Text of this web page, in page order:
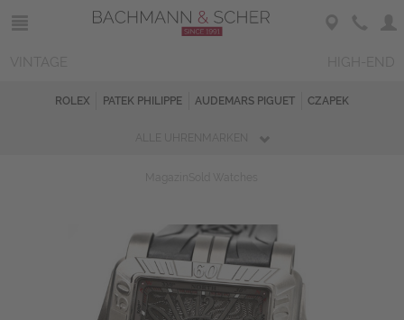
ROLEX PATEK PHILIPPE AUDEMARS PIGUET CZAPEK